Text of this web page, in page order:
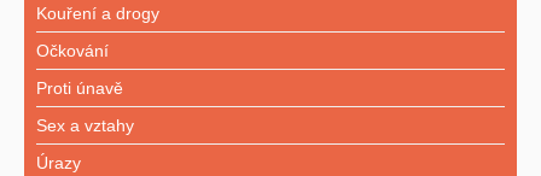
Kouření a drogy
Očkování
Proti únavě
Sex a vztahy
Úrazy